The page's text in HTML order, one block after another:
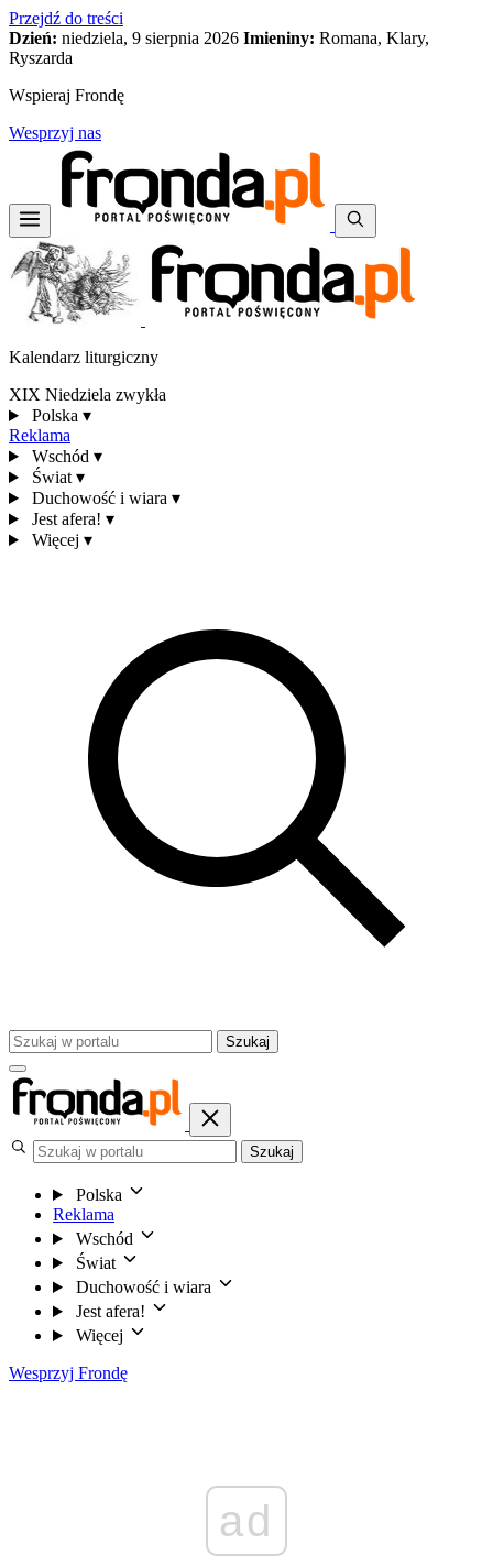
Przejdź do treści
Dzień: niedziela, 9 sierpnia 2026 Imieniny: Romana, Klary,
Ryszarda
Wspieraj Frondę
Wesprzyj nas
Kalendarz liturgiczny
XIX Niedziela zwykła
Polska ▾
Reklama
Wschód ▾
Świat ▾
Duchowość i wiara ▾
Jest afera! ▾
Więcej ▾
Szukaj
Szukaj
Polska
Reklama
Wschód
Świat
Duchowość i wiara
Jest afera!
Więcej
Wesprzyj Frondę
ad